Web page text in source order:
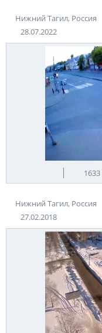
Нижний Тагил, Россия
28.07.2022
1633
Нижний Тагил, Россия
27.02.2018